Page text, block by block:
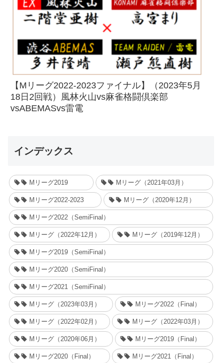
【Mリーグ2022-2023ファイナル】（2023年5月
18日2回戦）風林火山vs麻雀格闘倶楽部
vsABEMASvs雷電
インデックス
Mリーグ2019 Mリーグ（2021年03月）
Mリーグ2022-2023 Mリーグ（2020年12月）
Mリーグ2022（SemiFinal）
Mリーグ（2022年12月） Mリーグ（2019年12月）
Mリーグ2019（SemiFinal）
Mリーグ2020（SemiFinal）
Mリーグ2021（SemiFinal）
Mリーグ（2023年03月） Mリーグ2022（Final）
Mリーグ（2022年02月） Mリーグ（2022年03月）
Mリーグ（2020年06月） Mリーグ2019（Final）
Mリーグ2020（Final） Mリーグ2021（Final）